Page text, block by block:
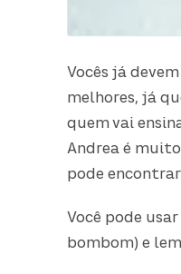
Vocês já
melhores, já
quem vai
Andrea é
pode
Você pode
bombom) e